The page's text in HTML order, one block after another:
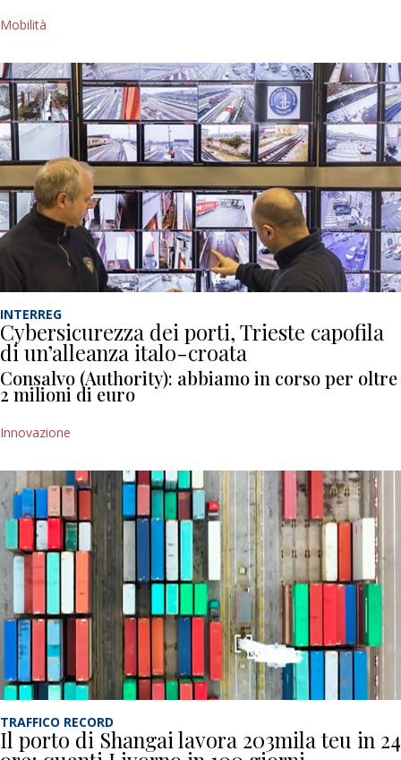
Mobilità
INTERREG
Cybersicurezza dei porti, Trieste capofila
di un’alleanza italo-croata
Consalvo (Authority): abbiamo in corso per oltre
2 milioni di euro
Innovazione
TRAFFICO RECORD
Il porto di Shangai lavora 203mila teu in 24